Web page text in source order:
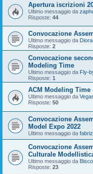
Apertura iscrizioni
Ultimo messaggio da
Risposte: 44
Convocazione
Ultimo messaggio da
Risposte: 2
Convocazione
Modeling Time
Ultimo messaggio da Fly-
Risposte: 1
ACM Modeling Time
Ultimo messaggio da
Risposte: 50
Convocazione
Model Expo 2022
Ultimo messaggio da
Convocazione
Culturale
Ultimo messaggio da
Risposte: 23